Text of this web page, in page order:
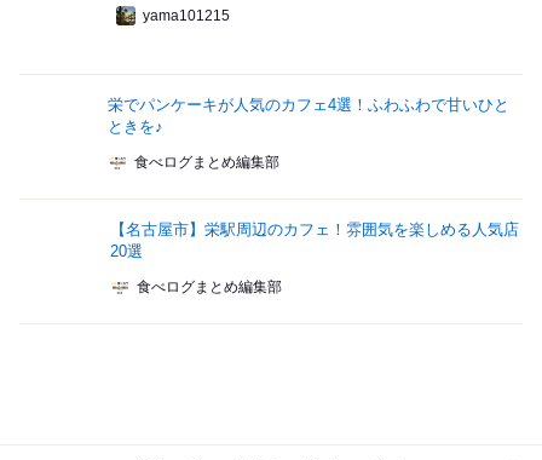
yama101215
栄でパンケーキが人気のカフェ4選！ふわふわで甘いひと
ときを♪
食べログまとめ編集部
【名古屋市】栄駅周辺のカフェ！雰囲気を楽しめる人気店
20選
食べログまとめ編集部